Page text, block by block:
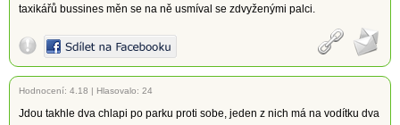
taxikářů bussines měn se na ně usmíval se zdvyženými palci.
Hodnocení: 4.18 | Hlasovalo: 24
Jdou takhle dva chlapi po parku proti sobe, jeden z nich má na vodítku dva